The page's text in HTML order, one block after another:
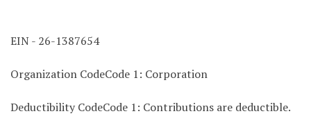
EIN - 26-1387654
Organization CodeCode 1: Corporation
Deductibility CodeCode 1: Contributions are deductible.